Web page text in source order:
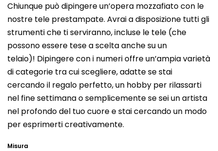
Chiunque può dipingere un’opera mozzafiato con le
nostre tele prestampate. Avrai a disposizione tutti gli
strumenti che ti serviranno, incluse le tele (che
possono essere tese a scelta anche su un
telaio)! Dipingere con i numeri offre un’ampia varietà
di categorie tra cui scegliere, adatte se stai
cercando il regalo perfetto, un hobby per rilassarti
nel fine settimana o semplicemente se sei un artista
nel profondo del tuo cuore e stai cercando un modo
per esprimerti creativamente.
Misura
prodotto
è
0,0
su
5
stelle.